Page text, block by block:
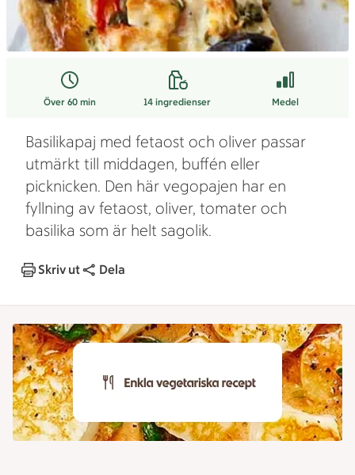
Över 60 min 14ingredienser Medel
Basilikapaj med fetaost och oliver passar
utmärkt till middagen, buffén eller
picknicken. Den här vegopajen har en
fyllning av fetaost, oliver, tomater och
basilika som är helt sagolik.
Skriv ut Dela